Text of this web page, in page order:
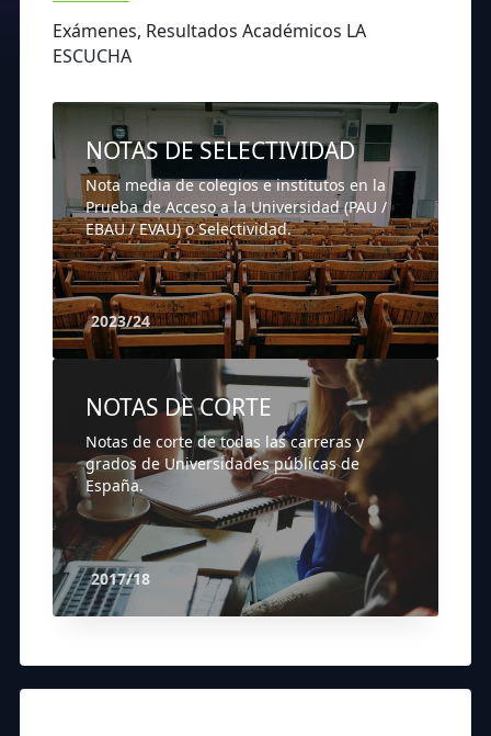
Exámenes, Resultados Académicos LA
ESCUCHA
NOTAS DE SELECTIVIDAD
Nota media de colegios e institutos en la
Prueba de Acceso a la Universidad (PAU /
EBAU / EVAU) o Selectividad.
2023/24
NOTAS DE CORTE
Notas de corte de todas las carreras y
grados de Universidades públicas de
España.
2017/18